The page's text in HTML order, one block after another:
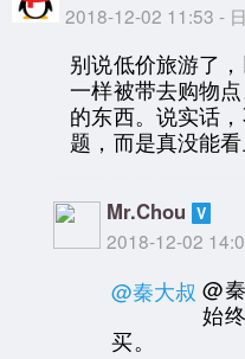
2018-12-02 11:53 -
别说低价旅游了
一样被带去购物
的东西。说实话
题，而是真没能
Mr.Chou
2018-12-02
@秦大叔 @
始
买。